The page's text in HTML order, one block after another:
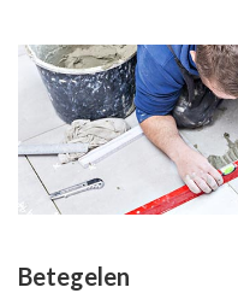
Betegelen